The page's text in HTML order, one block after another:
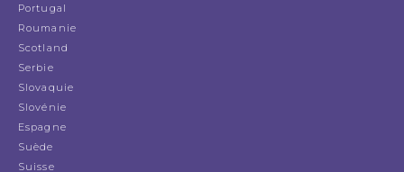
Portugal
Roumanie
Scotland
Serbie
Slovaquie
Slovénie
Espagne
Suède
Suisse